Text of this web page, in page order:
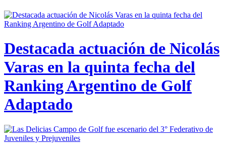
Destacada actuación de Nicolás
Varas en la quinta fecha del
Ranking Argentino de Golf
Adaptado